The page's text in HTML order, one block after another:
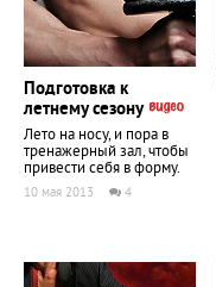
Подготовка к
летнему сезону
Лето на носу, и пора в
тренажерный зал, чтобы
привести себя в форму.
10 мая 2013 4